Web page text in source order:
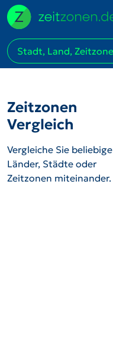
Zeitzonen
Vergleich
Vergleiche Sie beliebige
Länder, Städte oder
Zeitzonen miteinander.